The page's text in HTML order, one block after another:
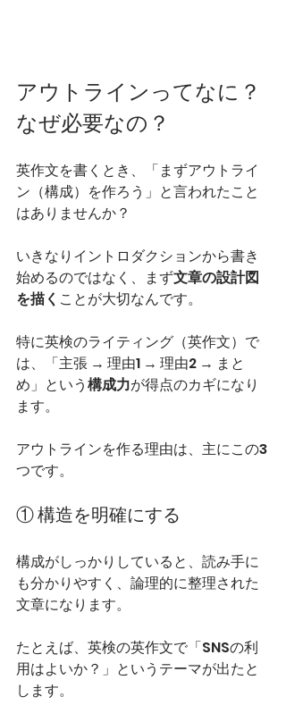
アウトラインってなに？
なぜ必要なの？
英作文を書くとき、「まずアウトライ
ン（構成）を作ろう」と言われたこと
はありませんか？
いきなりイントロダクションから書き
始めるのではなく、まず文章の設計図
を描く ことが大切なんです。
特に英検のライティング（英作文）で
は、「主張 → 理由1 → 理由2 → まと
め」という構成力が得点のカギになり
ます。
アウトラインを作る理由は、主にこの3
つです。
① 構造を明確にする
構成がしっかりしていると、読み手に
も分かりやすく、論理的に整理された
文章になります。
たとえば、英検の英作文で「SNSの利
用はよいか？」というテーマが出たと
します。